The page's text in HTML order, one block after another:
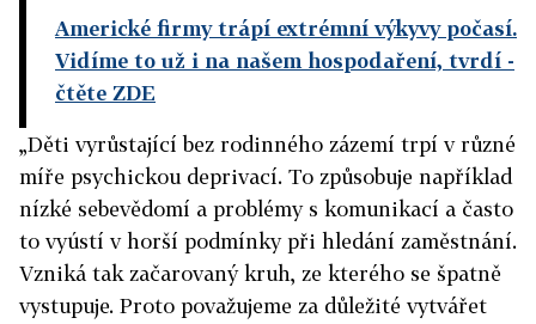
Americké firmy trápí extrémní výkyvy počasí.
Vidíme to už i na našem hospodaření, tvrdí -
čtěte ZDE
„Děti vyrůstající bez rodinného zázemí trpí v různé
míře psychickou deprivací. To způsobuje například
nízké sebevědomí a problémy s komunikací a často
to vyústí v horší podmínky při hledání zaměstnání.
Vzniká tak začarovaný kruh, ze kterého se špatně
vystupuje. Proto považujeme za důležité vytvářet